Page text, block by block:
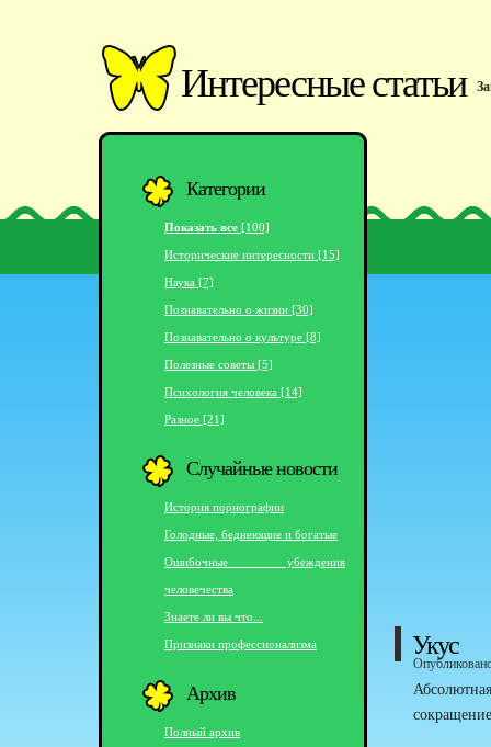
Интересные статьи
Укус
Категории
Показать все [100]
Исторические интересности [15]
Наука [7]
Познавательно о жизни [30]
Познавательно о культуре [8]
Полезные советы [5]
Психология человека [14]
Разное [21]
Случайные новости
История порнографии
Голодные, беднеющие и богатые
Ошибочные убеждения
человечества
Знаете ли вы что...
Признаки профессионализма
Архив
Полный архив